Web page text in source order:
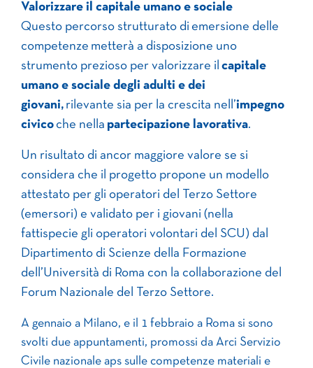
Valorizzare il capitale umano e sociale
Questo percorso strutturato di emersione delle
competenze metterà a disposizione uno
strumento prezioso per valorizzare il capitale
umano e sociale degli adulti e dei
giovani, rilevante sia per la crescita nell’impegno
civico che nella partecipazione lavorativa.
Un risultato di ancor maggiore valore se si
considera che il progetto propone un modello
attestato per gli operatori del Terzo Settore
(emersori) e validato per i giovani (nella
fattispecie gli operatori volontari del SCU) dal
Dipartimento di Scienze della Formazione
dell’Università di Roma con la collaborazione del
Forum Nazionale del Terzo Settore.
A gennaio a Milano, e il 1 febbraio a Roma si sono
svolti due appuntamenti, promossi da Arci Servizio
Civile nazionale aps sulle competenze materiali e